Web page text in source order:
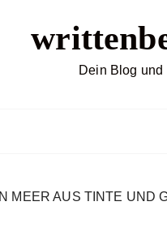
Dein Blog und
MEER AUS TINTE UND